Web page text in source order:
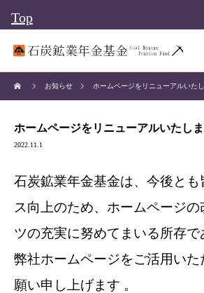
お知らせ ホームページをリニューアルいたし
ホームページをリニューアルいたしま
2022.11.1
石炭鉱業年金基金は、今後と
ス向上のため、ホームページ
ツの充実に努めてまいる所存で
弊社ホームページをご活用いた
願い申し上げます 。
Top